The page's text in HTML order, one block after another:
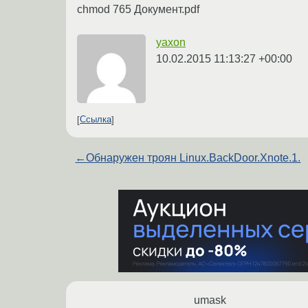
chmod 765 Документ.pdf
yaxon
10.02.2015 11:13:27 +00:00
Ссылка
←Обнаружен троян Linux.BackDoor.Xnote.1.
umask